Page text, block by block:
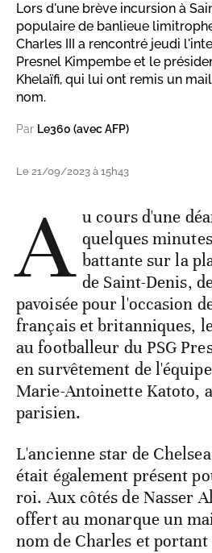
Lors d'une brève incursion à
populaire de banlieue
Charles III a rencontré jeudi
Presnel Kimpembe et le
Khelaïfi, qui lui ont remis un
nom.
Par Le360 (avec AFP)
Le 21/09/2023 à 15h43
A u cours d'une
quelques
battante sur la
de Saint-Denis,
pavoisée pour l'occasion
français et britanniques,
au footballeur du PSG
en survêtement de
Marie-Antoinette Katoto,
parisien.
L'ancienne star de
était également présent
roi. Aux côtés de Nasser
offert au monarque un
nom de Charles et